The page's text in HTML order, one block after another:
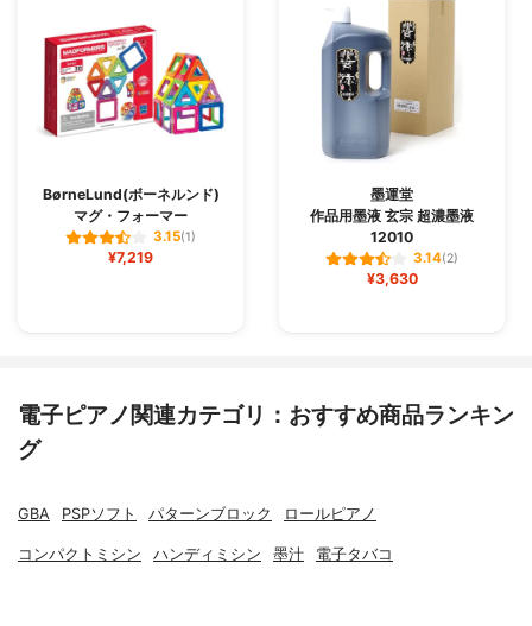
BørneLund(ボーネルンド)
マグ・フォーマー
3.15(1)
¥7,219
墨運堂
作品用墨液 玄宗 超濃墨液
12010
3.14(2)
¥3,630
電子ピアノ関連カテゴリ：おすすめ商品ランキン
グ
GBA PSPソフト パターンブロック ロールピアノ
コンパクトミシン ハンディミシン 墨汁 電子タバコ